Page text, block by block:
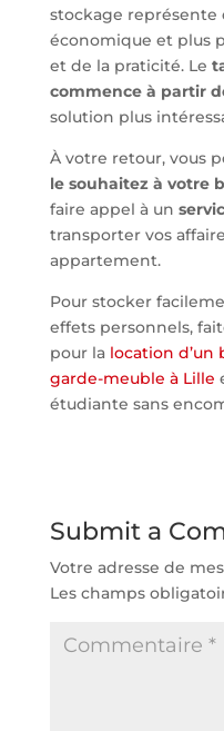
stockage représente
économique et plus
et de la praticité. Le
commence à partir
solution plus
À votre retour, vous
le souhaitez à votre
faire appel à un
transporter vos
appartement.
Pour stocker
effets personnels,
pour la location d’un
garde-meuble à Lille
étudiante sans
Submit a
Votre adresse de
Les champs